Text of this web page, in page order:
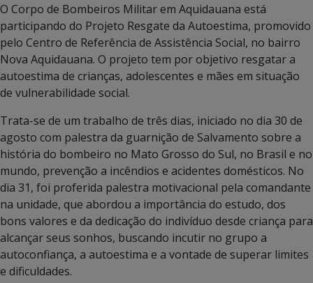
O Corpo de Bombeiros Militar em Aquidauana está
participando do Projeto Resgate da Autoestima, promovido
pelo Centro de Referência de Assistência Social, no bairro
Nova Aquidauana. O projeto tem por objetivo resgatar a
autoestima de crianças, adolescentes e mães em situação
de vulnerabilidade social.
Trata-se de um trabalho de três dias, iniciado no dia 30 de
agosto com palestra da guarnição de Salvamento sobre a
história do bombeiro no Mato Grosso do Sul, no Brasil e no
mundo, prevenção a incêndios e acidentes domésticos. No
dia 31, foi proferida palestra motivacional pela comandante
na unidade, que abordou a importância do estudo, dos
bons valores e da dedicação do indivíduo desde criança para
alcançar seus sonhos, buscando incutir no grupo a
autoconfiança, a autoestima e a vontade de superar limites
e dificuldades.